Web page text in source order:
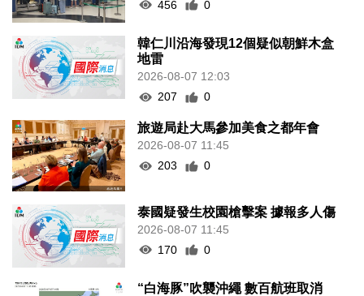
456 0
韓仁川沿海發現12個疑似朝鮮木盒
地雷
2026-08-07 12:03
207
0
旅遊局赴大馬參加美食之都年會
2026-08-07 11:45
203
0
泰國疑發生校園槍擊案 據報多人傷
2026-08-07 11:45
170
0
“白海豚”吹襲沖繩 數百航班取消